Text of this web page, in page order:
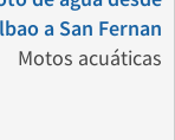
a San Fernan
Motos acuáticas